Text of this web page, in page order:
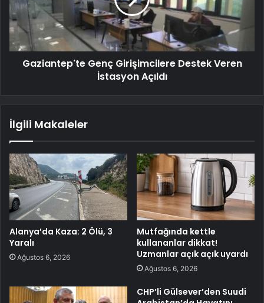
Gaziantep'te Genç Girişimcilere Destek Veren
İstasyon Açıldı
İlgili Makaleler
Alanya’da Kaza: 2 Ölü, 3
Yaralı
Ağustos 6, 2026
Mutfağında kettle
kullananlar dikkat!
Uzmanlar açık açık uyardı
Ağustos 6, 2026
CHP’li Gülsever’den Suudi